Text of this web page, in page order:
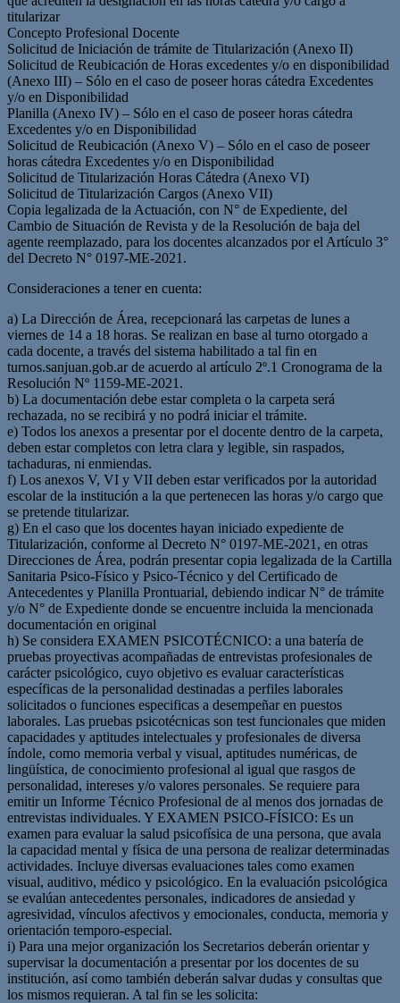
titularizar
Concepto Profesional Docente
Solicitud de Iniciación de trámite de Titularización (Anexo II)
Solicitud de Reubicación de Horas excedentes y/o en disponibilidad
(Anexo III) – Sólo en el caso de poseer horas cátedra Excedentes
y/o en Disponibilidad
Planilla (Anexo IV) – Sólo en el caso de poseer horas cátedra
Excedentes y/o en Disponibilidad
Solicitud de Reubicación (Anexo V) – Sólo en el caso de poseer
horas cátedra Excedentes y/o en Disponibilidad
Solicitud de Titularización Horas Cátedra (Anexo VI)
Solicitud de Titularización Cargos (Anexo VII)
Copia legalizada de la Actuación, con N° de Expediente, del
Cambio de Situación de Revista y de la Resolución de baja del
agente reemplazado, para los docentes alcanzados por el Artículo 3°
del Decreto N° 0197-ME-2021.
Consideraciones a tener en cuenta:
a) La Dirección de Área, recepcionará las carpetas de lunes a
viernes de 14 a 18 horas. Se realizan en base al turno otorgado a
cada docente, a través del sistema habilitado a tal fin en
turnos.sanjuan.gob.ar de acuerdo al artículo 2º.1 Cronograma de la
Resolución Nº 1159-ME-2021.
b) La documentación debe estar completa o la carpeta será
rechazada, no se recibirá y no podrá iniciar el trámite.
e) Todos los anexos a presentar por el docente dentro de la carpeta,
deben estar completos con letra clara y legible, sin raspados,
tachaduras, ni enmiendas.
f) Los anexos V, VI y VII deben estar verificados por la autoridad
escolar de la institución a la que pertenecen las horas y/o cargo que
se pretende titularizar.
g) En el caso que los docentes hayan iniciado expediente de
Titularización, conforme al Decreto N° 0197-ME-2021, en otras
Direcciones de Área, podrán presentar copia legalizada de la Cartilla
Sanitaria Psico-Físico y Psico-Técnico y del Certificado de
Antecedentes y Planilla Prontuarial, debiendo indicar N° de trámite
y/o N° de Expediente donde se encuentre incluida la mencionada
documentación en original
h) Se considera EXAMEN PSICOTÉCNICO: a una batería de
pruebas proyectivas acompañadas de entrevistas profesionales de
carácter psicológico, cuyo objetivo es evaluar características
específicas de la personalidad destinadas a perfiles laborales
solicitados o funciones especificas a desempeñar en puestos
laborales. Las pruebas psicotécnicas son test funcionales que miden
capacidades y aptitudes intelectuales y profesionales de diversa
índole, como memoria verbal y visual, aptitudes numéricas, de
lingüística, de conocimiento profesional al igual que rasgos de
personalidad, intereses y/o valores personales. Se requiere para
emitir un Informe Técnico Profesional de al menos dos jornadas de
entrevistas individuales. Y EXAMEN PSICO-FÍSICO: Es un
examen para evaluar la salud psicofísica de una persona, que avala
la capacidad mental y física de una persona de realizar determinadas
actividades. Incluye diversas evaluaciones tales como examen
visual, auditivo, médico y psicológico. En la evaluación psicológica
se evalúan antecedentes personales, indicadores de ansiedad y
agresividad, vínculos afectivos y emocionales, conducta, memoria y
orientación temporo-especial.
i) Para una mejor organización los Secretarios deberán orientar y
supervisar la documentación a presentar por los docentes de su
institución, así como también deberán salvar dudas y consultas que
los mismos requieran. A tal fin se les solicita: